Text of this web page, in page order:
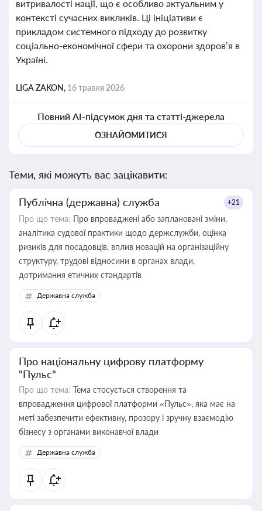
витривалості нації, що є особливо актуальним у
контексті сучасних викликів. Ці ініціативи є
прикладом системного підходу до розвитку
соціально-економічної сфери та охорони здоров’я в
Україні.
LIGA ZAKON, 16 травня 2026
Повний AI-підсумок дня та статті-джерела
ОЗНАЙОМИТИСЯ
Теми, які можуть вас зацікавити:
Публічна (державна) служба +21
Про що тема: Про впроваджені або заплановані зміни,
аналітика судової практики щодо держслужби, оцінка
ризиків для посадовців, вплив новацій на організаційну
структуру, трудові відносини в органах влади,
дотримання етичних стандартів
Державна служба
Про національну цифрову платформу
"Пульс"
Про що тема: Тема стосується створення та
впровадження цифрової платформи «Пульс», яка має на
меті забезпечити ефективну, прозору і зручну взаємодію
бізнесу з органами виконавчої влади
Державна служба